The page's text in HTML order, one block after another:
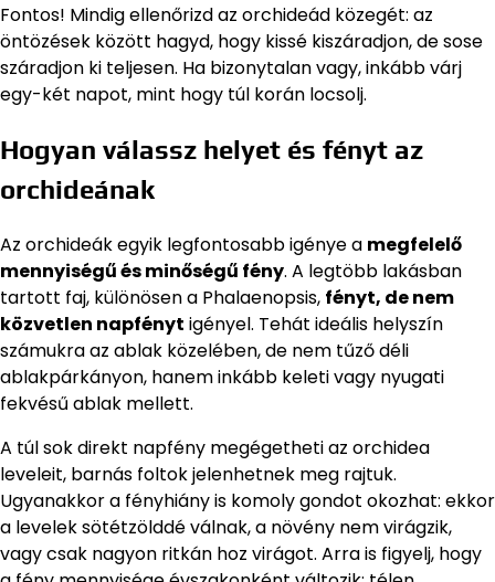
Fontos! Mindig ellenőrizd az orchideád közegét: az
öntözések között hagyd, hogy kissé kiszáradjon, de sose
száradjon ki teljesen. Ha bizonytalan vagy, inkább várj
egy-két napot, mint hogy túl korán locsolj.
Hogyan válassz helyet és fényt az
orchideának
Az orchideák egyik legfontosabb igénye a megfelelő
mennyiségű és minőségű fény. A legtöbb lakásban
tartott faj, különösen a Phalaenopsis, fényt, de nem
közvetlen napfényt igényel. Tehát ideális helyszín
számukra az ablak közelében, de nem tűző déli
ablakpárkányon, hanem inkább keleti vagy nyugati
fekvésű ablak mellett.
A túl sok direkt napfény megégetheti az orchidea
leveleit, barnás foltok jelenhetnek meg rajtuk.
Ugyanakkor a fényhiány is komoly gondot okozhat: ekkor
a levelek sötétzölddé válnak, a növény nem virágzik,
vagy csak nagyon ritkán hoz virágot. Arra is figyelj, hogy